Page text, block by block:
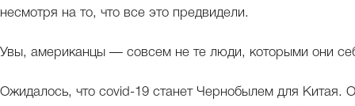
несмотря на то, что все это предвидели.
Увы, американцы — совсем не те люди, которыми они
Ожидалось, что covid-19 станет Чернобылем для Китая.